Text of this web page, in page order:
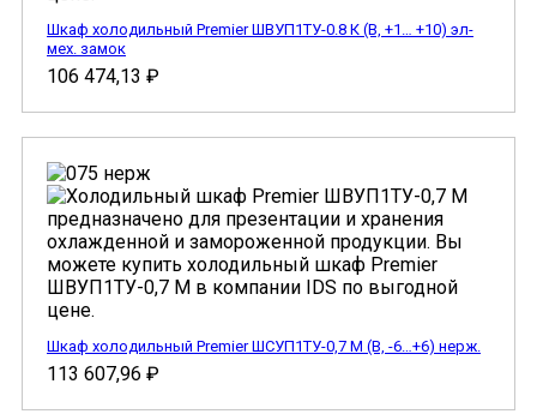
Шкаф холодильный Premier ШВУП1ТУ-0.8 К (В, +1… +10) эл-
мех. замок
106 474,13 ₽
Шкаф холодильный Premier ШСУП1ТУ-0,7 М (В, -6…+6) нерж.
113 607,96 ₽